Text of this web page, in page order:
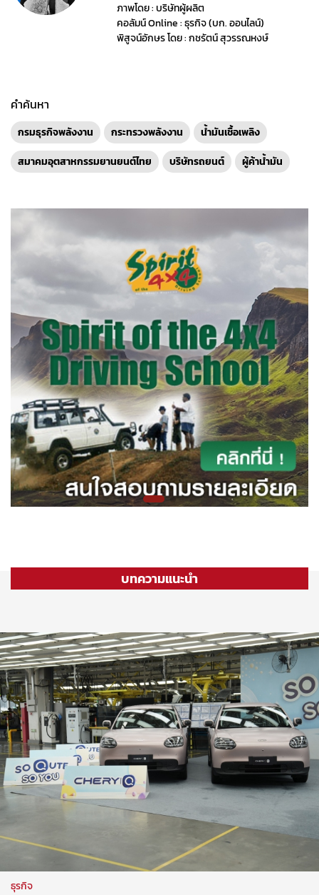
ภาพโดย : บริษัทผู้ผลิต
คอลัมน์ Online : ธุรกิจ (บก. ออนไลน์)
พิสูจน์อักษร โดย : กชรัตน์ สุวรรณหงษ์
คำค้นหา
กรมธุรกิจพลังงาน กระทรวงพลังงาน
น้ำมันเชื้อเพลิง
สมาคมอุตสาหกรรมยานยนต์ไทย
บริษัทรถยนต์ ผู้ค้าน้ำมัน
บทความแนะนำ
ธุรกิจ